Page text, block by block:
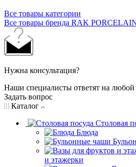
Все товары категории
Все товары бренда RAK
Нужна консультация?
Наши специалисты ответят на
Задать вопрос
Каталог
Столовая
Блюда
и этажерки